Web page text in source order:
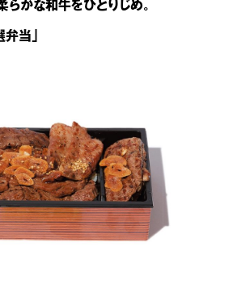
らかな和牛をひとりじめ。
当」